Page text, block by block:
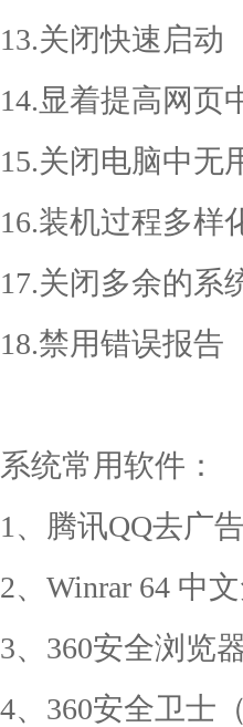
13.关闭快速启动
14.显着提高网页
15.关闭电脑中无
16.装机过程多样
17.关闭多余的系
18.禁用错误报告
系统常用软件：
1、腾讯QQ去广
2、Winrar 64 中
3、360安全浏览
4、360安全卫士